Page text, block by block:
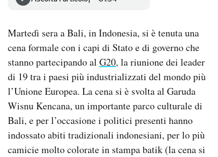
Area Personale
Newsletter
Notifiche mobile
Hai bisogno di aiuto?
Esci
Martedì sera a Bali, in Indonesia, si è tenuta una
cena formale con i capi di Stato e di governo che
stanno partecipando al G20, la riunione dei leader
di 19 tra i paesi più industrializzati del mondo più
l’Unione Europea. La cena si è svolta al Garuda
Wisnu Kencana, un importante parco culturale di
Bali, e per l’occasione i politici presenti hanno
indossato abiti tradizionali indonesiani, per lo più
camicie molto colorate in stampa batik (la cena si